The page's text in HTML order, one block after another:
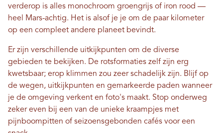
verderop is alles monochroom groengrijs of iron rood —
heel Mars-achtig. Het is alsof je je om de paar kilometer
op een compleet andere planeet bevindt.
Er zijn verschillende uitkijkpunten om de diverse
gebieden te bekijken. De rotsformaties zelf zijn erg
kwetsbaar; erop klimmen zou zeer schadelijk zijn. Blijf op
de wegen, uitkijkpunten en gemarkeerde paden wanneer
je de omgeving verkent en foto's maakt. Stop onderweg
zeker even bij een van de unieke kraampjes met
pijnboompitten of seizoensgebonden cafés voor een